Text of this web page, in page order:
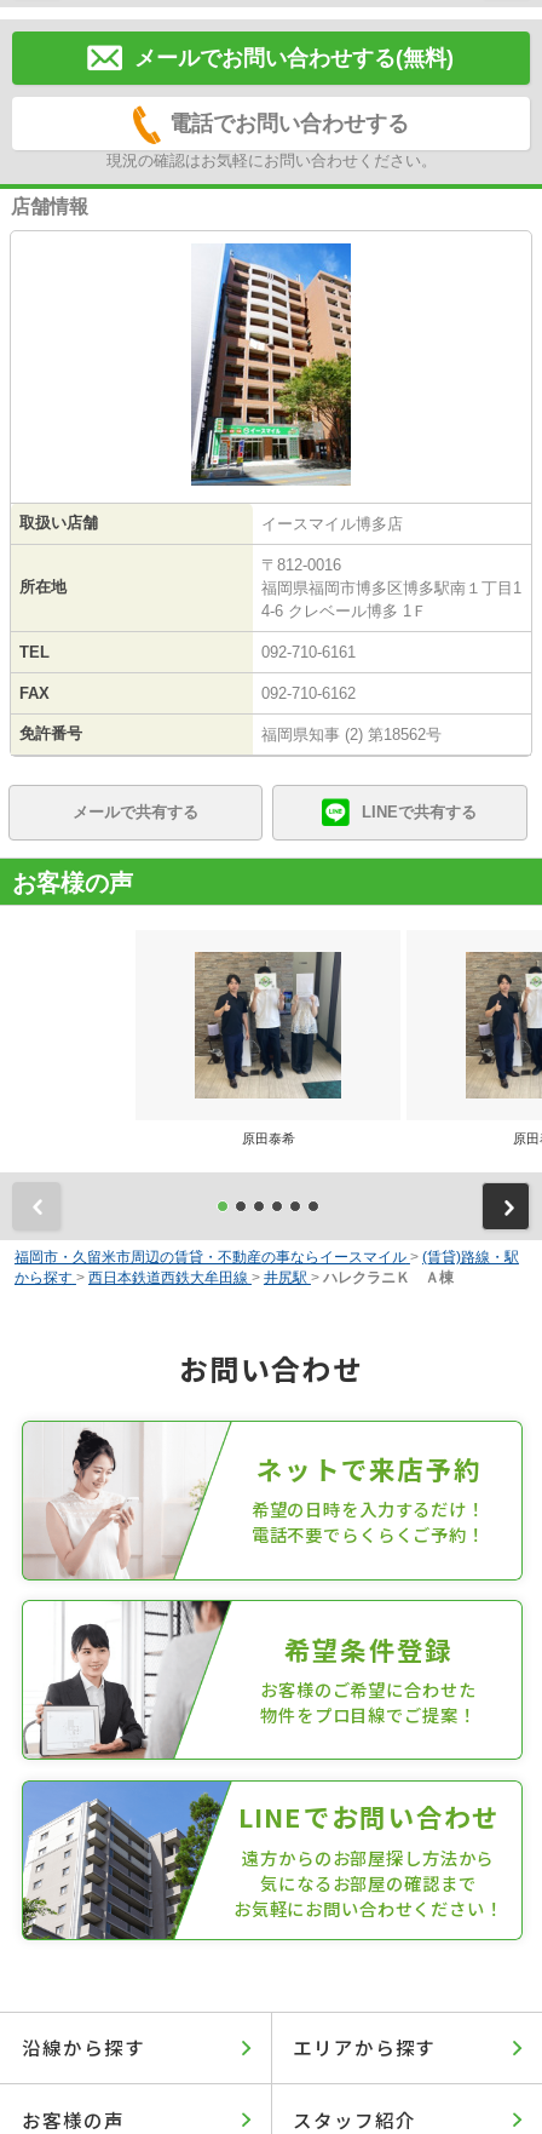
メールでお問い合わせする(無料)
電話でお問い合わせする
現況の確認はお気軽にお問い合わせください。
店舗情報
取扱い店舗 イースマイル博多店
所在地
〒812-0016
福岡県福岡市博多区博多駅南１丁目1
4-6 クレベール博多 1Ｆ
TEL 092-710-6161
FAX 092-710-6162
免許番号 福岡県知事 (2) 第18562号
メールで共有する LINEで共有する
お客様の声
原田泰希 原
福岡市・久留米市周辺の賃貸・不動産の事ならイースマイル > (賃貸)路線・駅
から探す > 西日本鉄道西鉄大牟田線 > 井尻駅 > ハレクラニＫ Ａ棟
お問い合わせ
ネットで来店予約
希望の日時を入力するだけ！
電話不要でらくらくご予約！
希望条件登録
お客様のご希望に合わせた
物件をプロ目線でご提案！
LINEでお問い合わせ
遠方からのお部屋探し方法から
気になるお部屋の確認まで
お気軽にお問い合わせください！
沿線から探す エリアから探す
お客様の声 スタッフ紹介